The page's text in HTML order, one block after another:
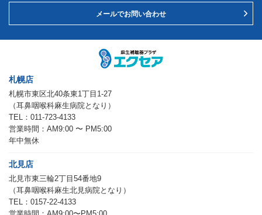
メールでお問い合わせ
札幌店
札幌市東区北40条東1丁目1-27
（耳鼻咽喉科麻生病院となり）
TEL：011-723-4133
営業時間：AM9:00 〜 PM5:00
年中無休
北見店
北見市東三輪2丁目54番地9
（耳鼻咽喉科麻生北見病院となり）
TEL：0157-22-4133